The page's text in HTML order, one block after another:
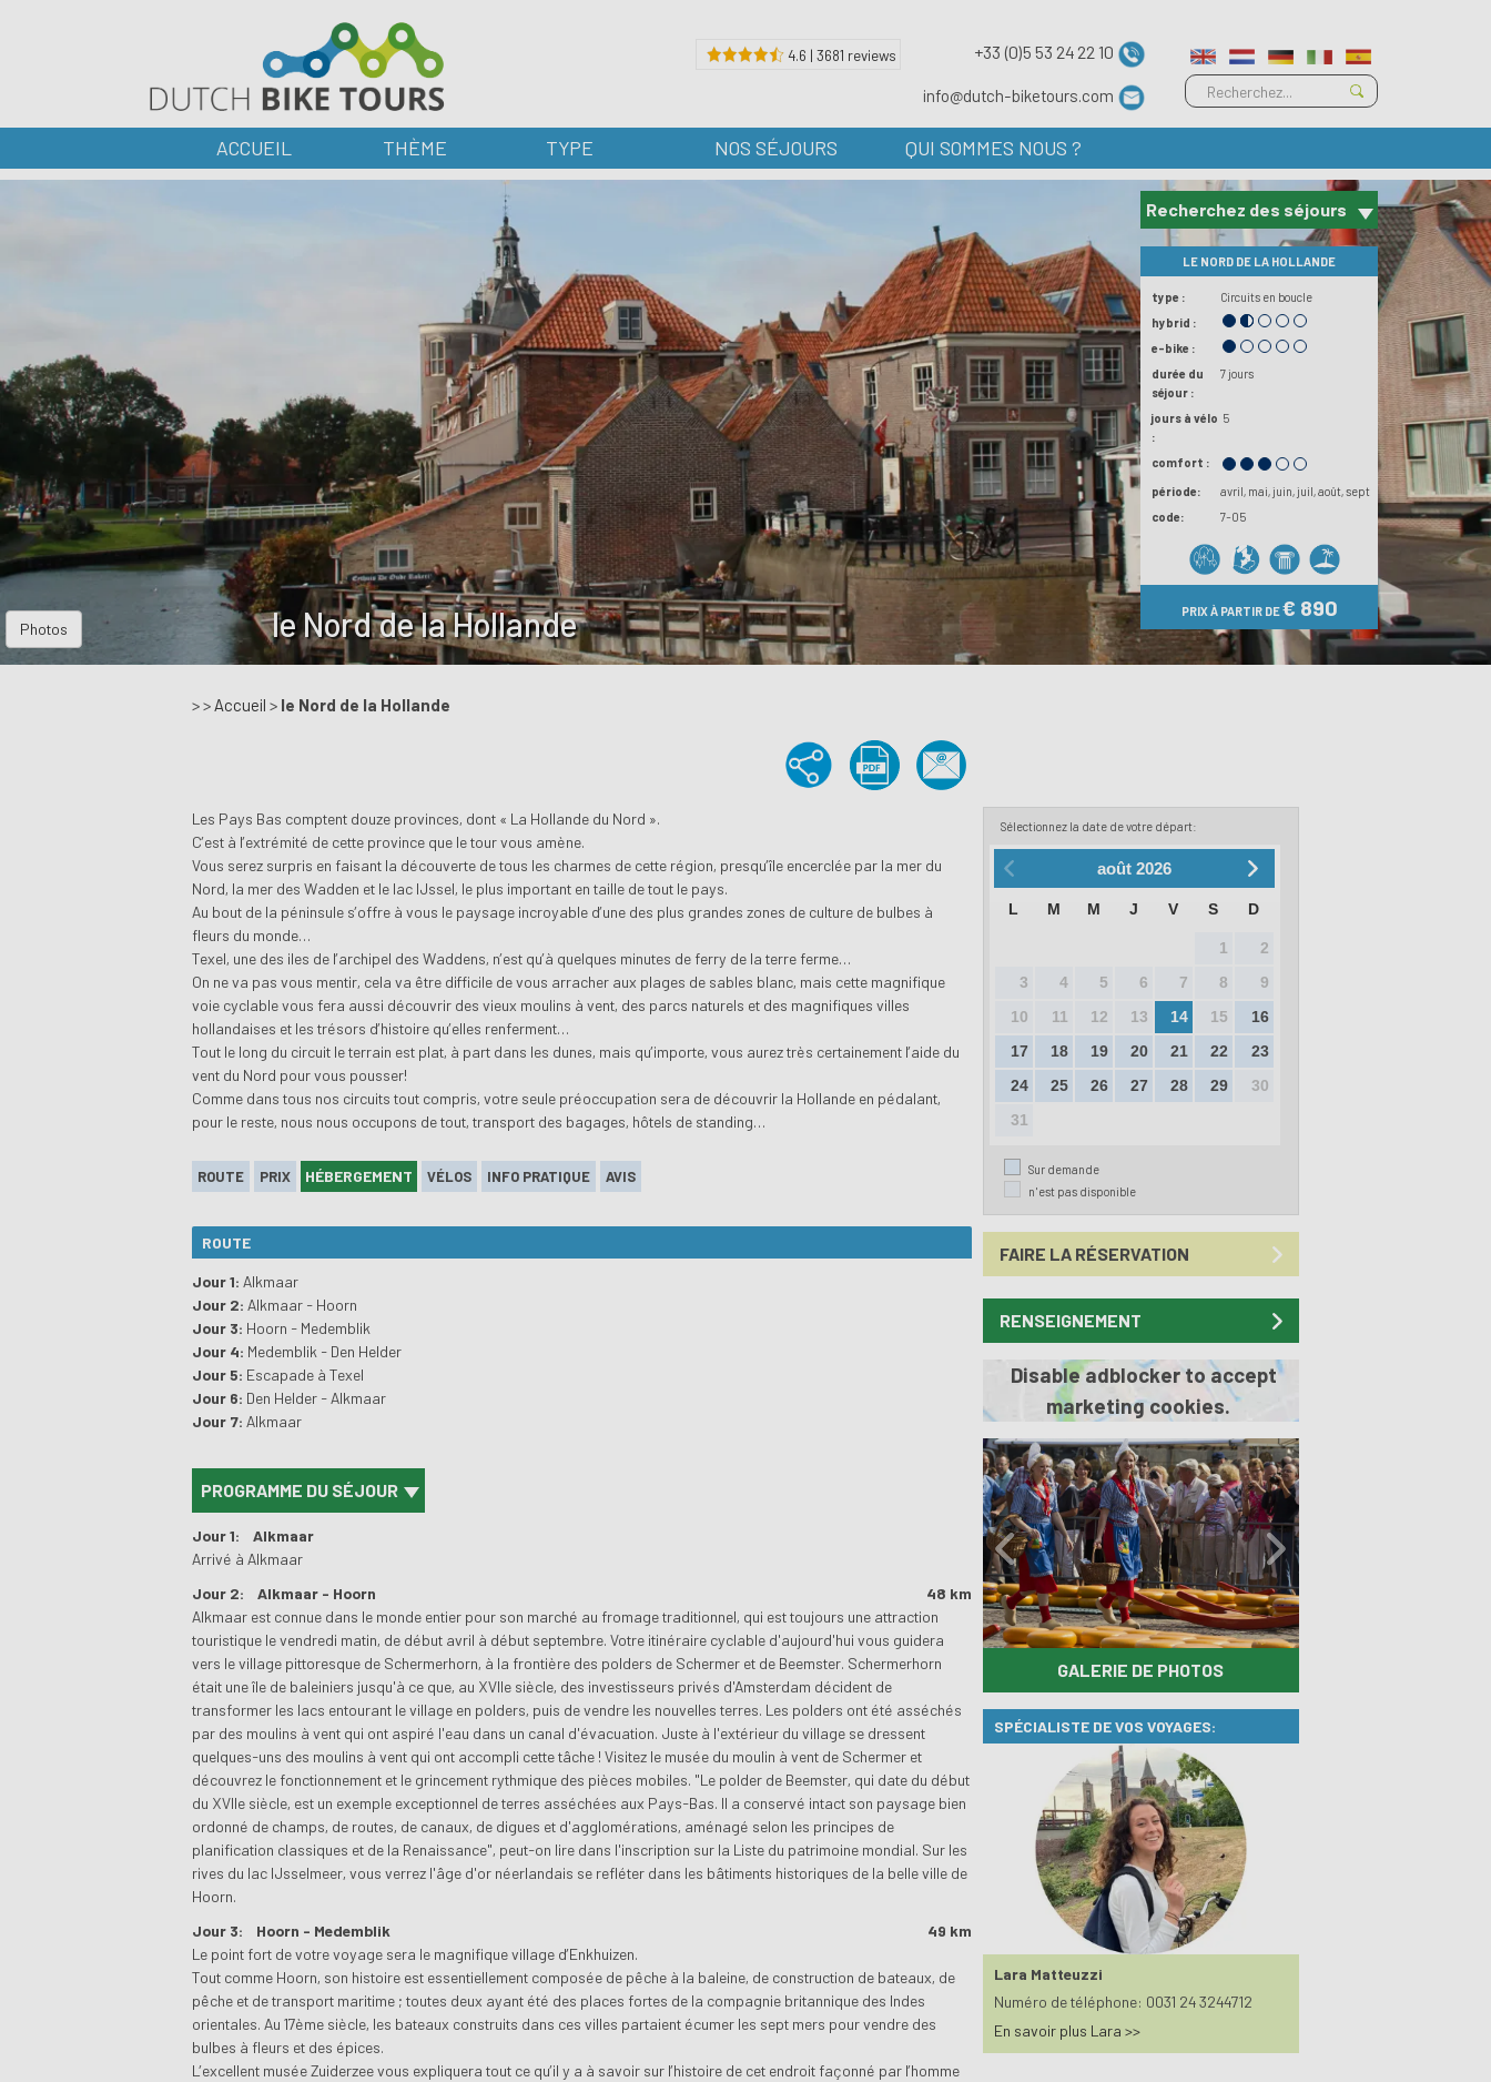
4.6 | 3681 reviews +33 (0)5 53 24 22 10
info@dutch-biketours.com
ACCUEIL THÈME TYPE NOS SÉJOURS QUI SOMMES NOUS ?
Recherchez des séjours
LE NORD DE LA HOLLANDE
type :
Circuits en boucle
hybrid :
e-bike :
durée du
séjour :
7 jours
jours à vélo
:
5
comfort :
période:
avril mai juin juil août sept
code:
7-05
PRIX À PARTIR DE€ 890
Photos le Nord de la Hollande
> >Accueil > le Nord de la Hollande
Les Pays Bas comptent douze provinces, dont « La Hollande du Nord ».
C’est à l’extrémité de cette province que le tour vous amène.
Vous serez surpris en faisant la découverte de tous les charmes de cette région, presqu’île encerclée par la mer du
Nord, la mer des Wadden et le lac IJssel, le plus important en taille de tout le pays.
Au bout de la péninsule s’offre à vous le paysage incroyable d’une des plus grandes zones de culture de bulbes à
fleurs du monde…
Texel, une des iles de l’archipel des Waddens, n’est qu’à quelques minutes de ferry de la terre ferme…
On ne va pas vous mentir, cela va être difficile de vous arracher aux plages de sables blanc, mais cette magnifique
voie cyclable vous fera aussi découvrir des vieux moulins à vent, des parcs naturels et des magnifiques villes
hollandaises et les trésors d’histoire qu’elles renferment…
Tout le long du circuit le terrain est plat, à part dans les dunes, mais qu’importe, vous aurez très certainement l’aide du
vent du Nord pour vous pousser!
Comme dans tous nos circuits tout compris, votre seule préoccupation sera de découvrir la Hollande en pédalant,
pour le reste, nous nous occupons de tout, transport des bagages, hôtels de standing…
ROUTE PRIX HÉBERGEMENT VÉLOS INFO PRATIQUE AVIS
ROUTE
Jour 1:Alkmaar
Jour 2:Alkmaar - Hoorn
Jour 3: Hoorn - Medemblik
Jour 4: Medemblik - Den Helder
Jour 5: Escapade à Texel
Jour 6: Den Helder - Alkmaar
Jour 7:Alkmaar
PROGRAMME DU SÉJOUR
Jour 1: Alkmaar
Arrivé à Alkmaar
Jour 2: Alkmaar - Hoorn
48 km
Alkmaar est connue dans le monde entier pour son marché au fromage traditionnel, qui est toujours une attraction
touristique le vendredi matin, de début avril à début septembre. Votre itinéraire cyclable d'aujourd'hui vous guidera
vers le village pittoresque de Schermerhorn, à la frontière des polders de Schermer et de Beemster. Schermerhorn
était une île de baleiniers jusqu'à ce que, au XVIIe siècle, des investisseurs privés d'Amsterdam décident de
transformer les lacs entourant le village en polders, puis de vendre les nouvelles terres. Les polders ont été asséchés
par des moulins à vent qui ont aspiré l'eau dans un canal d'évacuation. Juste à l'extérieur du village se dressent
quelques-uns des moulins à vent qui ont accompli cette tâche ! Visitez le musée du moulin à vent de Schermer et
découvrez le fonctionnement et le grincement rythmique des pièces mobiles. "Le polder de Beemster, qui date du début
du XVIIe siècle, est un exemple exceptionnel de terres asséchées aux Pays-Bas. Il a conservé intact son paysage bien
ordonné de champs, de routes, de canaux, de digues et d'agglomérations, aménagé selon les principes de
planification classiques et de la Renaissance", peut-on lire dans l'inscription sur la Liste du patrimoine mondial. Sur les
rives du lac IJsselmeer, vous verrez l'âge d'or néerlandais se refléter dans les bâtiments historiques de la belle ville de
Hoorn.
Jour 3: Hoorn - Medemblik
49 km
Le point fort de votre voyage sera le magnifique village d’Enkhuizen.
Tout comme Hoorn, son histoire est essentiellement composée de pêche à la baleine, de construction de bateaux, de
pêche et de transport maritime ; toutes deux ayant été des places fortes de la compagnie britannique des Indes
orientales. Au 17ème siècle, les bateaux construits dans ces villes partaient écumer les sept mers pour vendre des
bulbes à fleurs et des épices.
L’excellent musée Zuiderzee vous expliquera tout ce qu’il y a à savoir sur l’histoire de cet endroit façonné par l’homme
Sélectionnez la date de votre départ:
août 2026
L M M J V S D
1
2
3
4 5 6 7 8
9
10
11 12 13 14 15
16
17
18 19 20 21 22
23
24
25 26 27 28 29
30
31
Sur demande
n'est pas disponible
FAIRE LA RÉSERVATION
RENSEIGNEMENT
Disable adblocker to accept
marketing cookies.
Previous Next
GALERIE DE PHOTOS
SPÉCIALISTE DE VOS VOYAGES:
Lara Matteuzzi
Numéro de téléphone: 0031 24 3244712
En savoir plus Lara >>